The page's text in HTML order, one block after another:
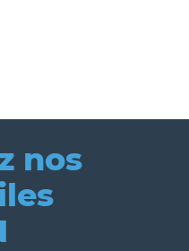
nos